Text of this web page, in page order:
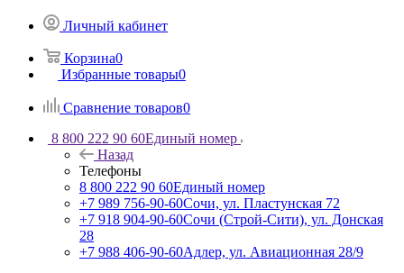
Личный кабинет
Корзина0
Избранные товары0
Сравнение товаров0
8 800 222 90 60Единый номер
Назад
Телефоны
8 800 222 90 60Единый номер
+7 989 756-90-60Сочи, ул. Пластунская 72
+7 918 904-90-60Сочи (Строй-Сити), ул. Донская
28
+7 988 406-90-60Адлер, ул. Авиационная 28/9